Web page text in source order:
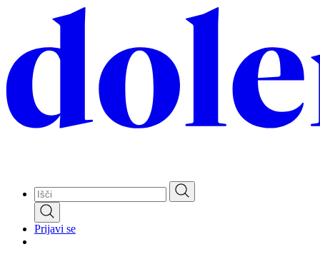
content
Prijavi se